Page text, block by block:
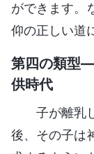
ができます。
仰の正しい道
第四の類型
供時代
子が離乳
後、その子は